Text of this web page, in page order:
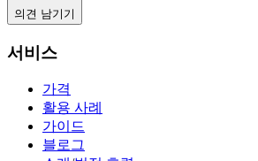
의견 남기기
서비스
가격
활용 사례
가이드
블로그